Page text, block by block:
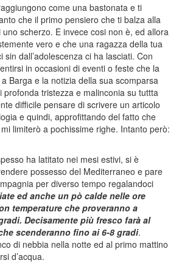
come una bastonata e ti
che il primo pensiero che ti balza alla
scherzo. E invece cosi non è, ed allora
vero e che una ragazza della tua
dall’adolescenza ci ha lasciati. Con
in occasioni di eventi o feste che la
Barga e la notizia della sua scomparsa
profonda tristezza e malinconia su tuttta
difficile pensare di scrivere un articolo
e quindi, approfittando del fatto che
limiterò a pochissime righe. Intanto però:
ha latitato nei mesi estivi, si è
possesso del Mediterraneo e pare
per diverso tempo regalandoci
ed anche un pò calde nelle ore
temperature che proveranno a
Decisamente più fresco farà al
scenderanno fino ai 6-8 gradi.
di nebbia nella notte ed al primo mattino
d’acqua.